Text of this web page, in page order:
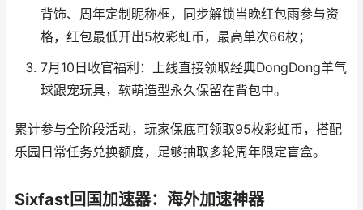
背饰、周年定制昵称框，同步解锁当晚红包雨参与资
格，红包最低开出5枚彩虹币，最高单次66枚；
7月10日收官福利：上线直接领取经典DongDong羊气
球跟宠玩具，软萌造型永久保留在背包中。
累计参与全阶段活动，玩家保底可领取95枚彩虹币，搭配
乐园日常任务兑换额度，足够抽取多轮周年限定盲盒。
Sixfast回国加速器：海外加速神器